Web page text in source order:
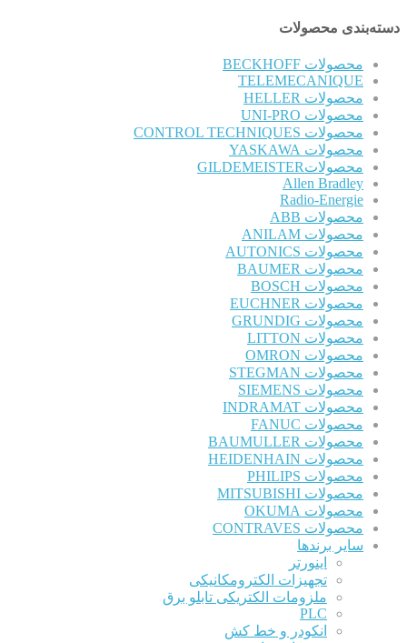
دسته‌بندی محصولات
محصولات BECKHOFF
TELEMECANIQUE
محصولات HELLER
محصولات UNI-PRO
محصولات CONTROL TECHNIQUES
محصولات YASKAWA
محصولاتGILDEMEISTER
Allen Bradley
Radio-Energie
محصولات ABB
محصولات ANILAM
محصولات AUTONICS
محصولات BAUMER
محصولات BOSCH
محصولات EUCHNER
محصولات GRUNDIG
محصولات LITTON
محصولات OMRON
محصولات STEGMAN
محصولات SIEMENS
محصولات INDRAMAT
محصولات FANUC
محصولات BAUMULLER
محصولات HEIDENHAIN
محصولات PHILIPS
محصولات MITSUBISHI
محصولات OKUMA
محصولات CONTRAVES
سایر برندها
اینورتر
تجهیزات الکترومکانیکی
ملزومات الکتریکی تابلو برق
PLC
انکودر و خط کش